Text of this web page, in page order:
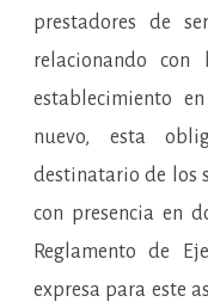
prestadores de
relacionando
establecimiento
nuevo, esta
destinatario de los
con presencia en
Reglamento de
expresa para este